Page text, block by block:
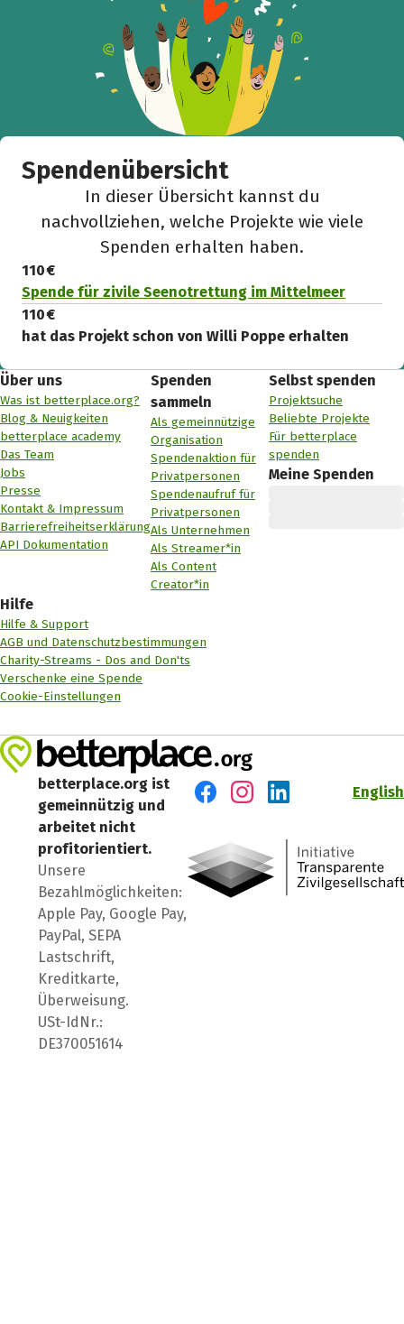
Spendenübersicht
In dieser Übersicht kannst du
nachvollziehen, welche Projekte wie viele
Spenden erhalten haben.
110 €
Spende für zivile Seenotrettung im Mittelmeer
110 €
hat das Projekt schon von Willi Poppe erhalten
Über uns
Was ist betterplace.org?
Blog & Neuigkeiten
betterplace academy
Das Team
Jobs
Presse
Kontakt & Impressum
Barrierefreiheitserklärung
API Dokumentation
Spenden
sammeln
Als gemeinnützige
Organisation
Spendenaktion für
Privatpersonen
Spendenaufruf für
Privatpersonen
Als Unternehmen
Als Streamer*in
Als Content
Creator*in
Selbst spenden
Projektsuche
Beliebte Projekte
Für betterplace
spenden
Meine Spenden
Hilfe
Hilfe & Support
AGB und Datenschutzbestimmungen
Charity-Streams - Dos and Don'ts
Verschenke eine Spende
Cookie-Einstellungen
betterplace.org ist
gemeinnützig und
arbeitet nicht
profitorientiert.
Unsere
Bezahlmöglichkeiten:
Apple Pay, Google Pay,
PayPal, SEPA
Lastschrift,
Kreditkarte,
Überweisung.
USt-IdNr.:
DE370051614
English